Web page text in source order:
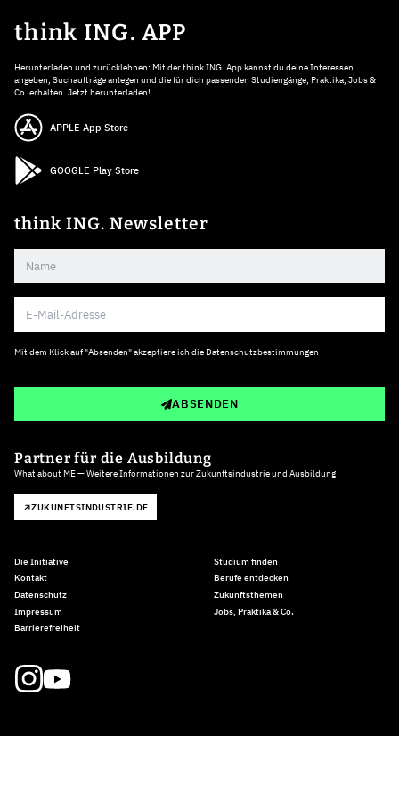
think ING. APP
Herunterladen und zurücklehnen: Mit der think ING. App kannst du deine Interessen
angeben, Suchaufträge anlegen und die für dich passenden Studiengänge, Praktika, Jobs &
Co. erhalten. Jetzt herunterladen!
APPLE App Store
GOOGLE Play Store
think ING. Newsletter
Mit dem Klick auf "Absenden" akzeptiere ich die Datenschutzbestimmungen
ABSENDEN
Partner für die Ausbildung
What about ME — Weitere Informationen zur Zukunftsindustrie und Ausbildung
ZUKUNFTSINDUSTRIE.DE
Die Initiative
Kontakt
Datenschutz
Impressum
Barrierefreiheit
Studium finden
Berufe entdecken
Zukunftsthemen
Jobs, Praktika & Co.